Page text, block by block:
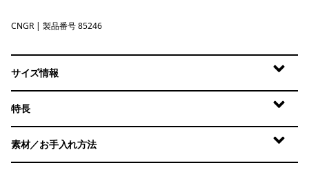
Canopy Green
CNGR | 製品番号 85246
サイズ情報
特長
素材／お手入れ方法